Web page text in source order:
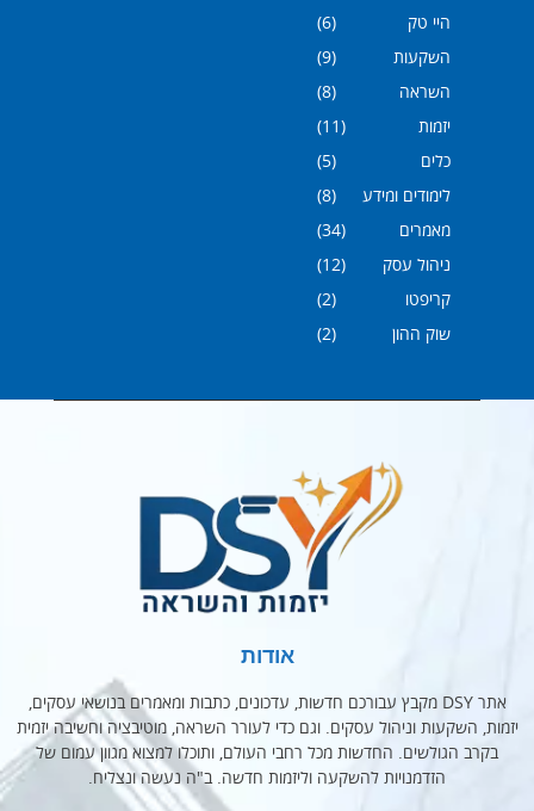
היי טק
(6)
השקעות
(9)
השראה
(8)
יזמות
(11)
כלים
(5)
לימודים ומידע
(8)
מאמרים
(34)
ניהול עסק
(12)
קריפטו
(2)
שוק ההון
(2)
אודות
אתר DSY מקבץ עבורכם חדשות, עדכונים, כתבות ומאמרים בנושאי עסקים,
יזמות, השקעות וניהול עסקים. וגם כדי לעורר השראה, מוטיבציה וחשיבה יזמית
בקרב הגולשים. החדשות מכל רחבי העולם, ותוכלו למצוא מגוון עמום של
הזדמנויות להשקעה וליזמות חדשה. ב"ה נעשה ונצליח.